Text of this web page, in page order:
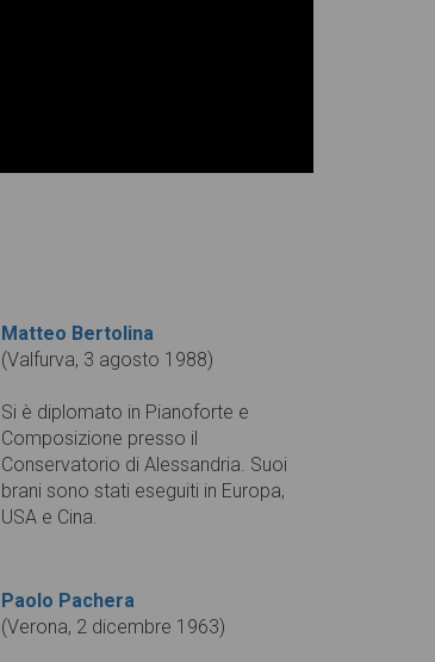
Matteo Bertolina
(Valfurva, 3 agosto 1988)
Si è diplomato in Pianoforte e
Composizione presso il
Conservatorio di Alessandria. Suoi
brani sono stati eseguiti in Europa,
USA e Cina.
Paolo Pachera
(Verona, 2 dicembre 1963)